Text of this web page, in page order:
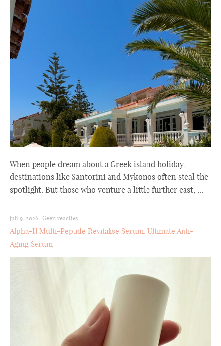
When people dream about a Greek island holiday,
destinations like Santorini and Mykonos often steal the
spotlight. But those who venture a little further east, ...
juli 9, 2026 Geen reacties
Alpha-H Multi-Peptide Revitalise Serum: Ultimate Anti-
Aging Serum